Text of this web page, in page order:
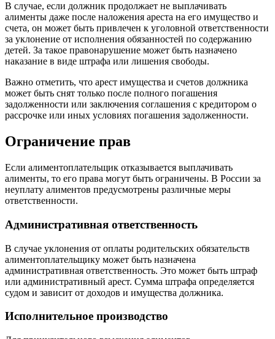
В случае, если должник продолжает не выплачивать
алименты даже после наложения ареста на его имущество и
счета, он может быть привлечен к уголовной ответственности
за уклонение от исполнения обязанностей по содержанию
детей. За такое правонарушение может быть назначено
наказание в виде штрафа или лишения свободы.
Важно отметить, что арест имущества и счетов должника
может быть снят только после полного погашения
задолженности или заключения соглашения с кредитором о
рассрочке или иных условиях погашения задолженности.
Ограничение прав
Если алиментоплательщик отказывается выплачивать
алименты, то его права могут быть ограничены. В России за
неуплату алиментов предусмотрены различные меры
ответственности.
Административная ответственность
В случае уклонения от оплаты родительских обязательств
алиментоплательщику может быть назначена
административная ответственность. Это может быть штраф
или административный арест. Сумма штрафа определяется
судом и зависит от доходов и имущества должника.
Исполнительное производство